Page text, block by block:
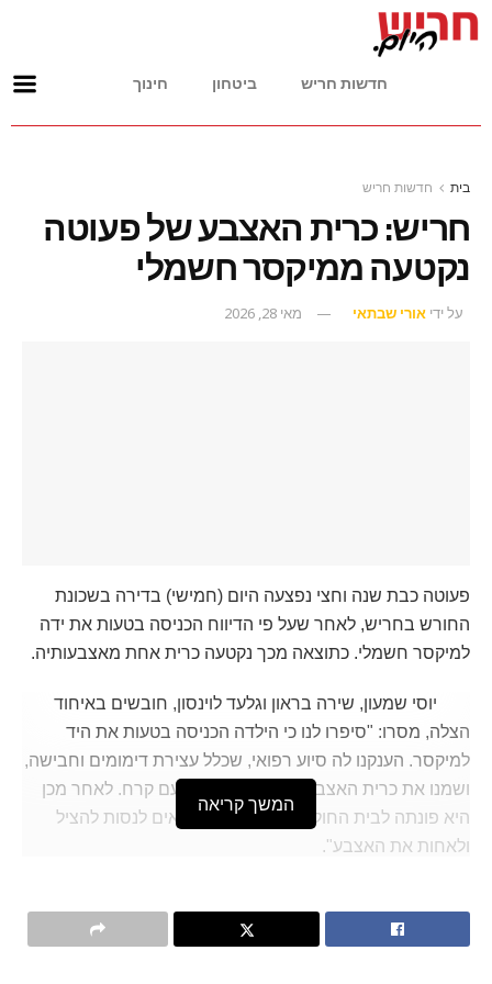
חדשות חריש ביטחון חינוך
בית חדשות חריש
חריש: כרית האצבע של פעוטה
נקטעה ממיקסר חשמלי
על ידי אורי שבתאי מאי 28, 2026
פעוטה כבת שנה וחצי נפצעה היום (חמישי) בדירה בשכונת
החורש בחריש, לאחר שעל פי הדיווח הכניסה בטעות את ידה
למיקסר חשמלי. כתוצאה מכך נקטעה כרית אחת מאצבעותיה.
יוסי שמעון, שירה בראון וגלעד לוינסון, חובשים באיחוד
הצלה, מסרו: "סיפרו לנו כי הילדה הכניסה בטעות את היד
למיקסר. הענקנו לה סיוע רפואי, שכלל עצירת דימומים וחבישה,
ושמנו את כרית האצבע שנקטעה בשקית עם קרח. לאחר מכן
היא פונתה לבית החולים, שם יפעלו הרופאים לנסות להציל
ולאחות את האצבע".
ולהרחיק ילדים ופעוטות ככל האפשר מאזור המטבח בעת
הבישולים.
המשך קריאה